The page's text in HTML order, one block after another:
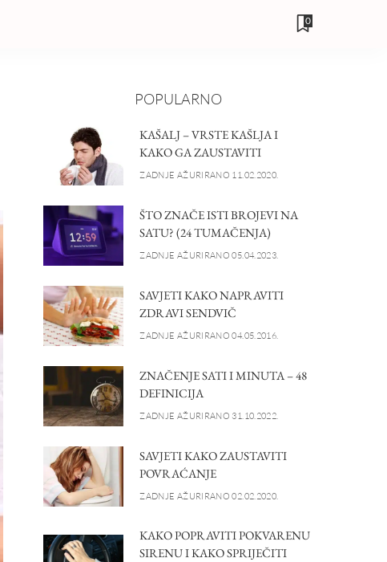
0
POPULARNO
KAŠALJ – VRSTE KAŠLJA I
KAKO GA ZAUSTAVITI
ZADNJE AŽURIRANO 11.02.2020.
ŠTO ZNAČE ISTI BROJEVI NA
SATU? (24 TUMAČENJA)
ZADNJE AŽURIRANO 05.04.2023.
SAVJETI KAKO NAPRAVITI
ZDRAVI SENDVIČ
ZADNJE AŽURIRANO 04.05.2016.
ZNAČENJE SATI I MINUTA – 48
DEFINICIJA
ZADNJE AŽURIRANO 31.10.2022.
SAVJETI KAKO ZAUSTAVITI
POVRAĆANJE
ZADNJE AŽURIRANO 02.02.2020.
KAKO POPRAVITI POKVARENU
SIRENU I KAKO SPRIJEČITI